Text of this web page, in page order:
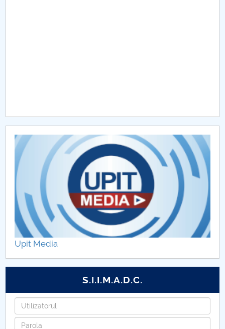
Chestionar angajabilitate ALUMNI – UPB
CAR2026
MENIU CANTINA
Activităţi ştiinţifice studenţeşti FMT
Docume
Centre de cercetare
Publicaţii & manifestări ştiinţifice-FMT
Oferta FMT adresată mediului socio-economic
Parteneri universitari ai FMT
Upit Media
S.I.I.M.A.D.C.
Identifiant
Mot